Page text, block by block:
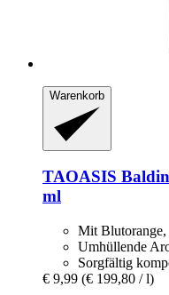
Warenkorb
TAOASIS
ml
Mit
Umhüllende
Sorgfältig
€ 9,99 (€ 199,80 / l)